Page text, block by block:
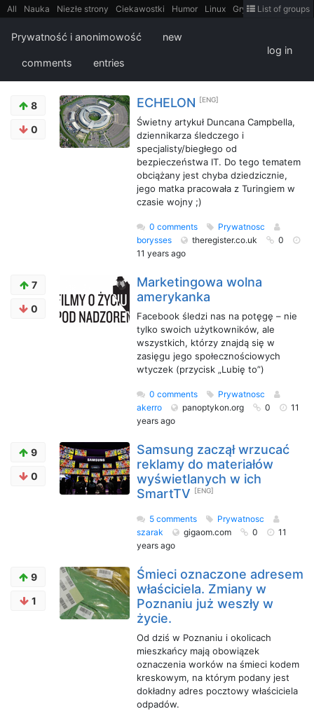
All Nauka Niezłe strony Ciekawostki Humor Linux Gry
Teh
Bezpieczeństwo
Książki Sugestie FotoHistoria
FilmyDokumentalne
Cytaty Mapy Film Android
List of groups
Prywatność i anonimowość new
comments entries
log in
8
0
ECHELON [ENG]
Świetny artykuł Duncana Campbella,
dziennikarza śledczego i
specjalisty/biegłego od
bezpieczeństwa IT. Do tego tematem
obciążany jest chyba dziedzicznie,
jego matka pracowała z Turingiem w
czasie wojny ;)
0 comments
Prywatnosc
borysses
theregister.co.uk
0
11 years ago
7
0
Marketingowa wolna
amerykanka
Facebook śledzi nas na potęgę – nie
tylko swoich użytkowników, ale
wszystkich, którzy znajdą się w
zasięgu jego społecznościowych
wtyczek (przycisk „Lubię to”)
0 comments
Prywatnosc
akerro
panoptykon.org 0
11
years ago
9
0
Samsung zaczął wrzucać
reklamy do materiałów
wyświetlanych w ich
SmartTV [ENG]
5 comments
Prywatnosc
szarak
gigaom.com 0
11
years ago
9
1
Śmieci oznaczone adresem
właściciela. Zmiany w
Poznaniu już weszły w
życie.
Od dziś w Poznaniu i okolicach
mieszkańcy mają obowiązek
oznaczenia worków na śmieci kodem
kreskowym, na którym podany jest
dokładny adres pocztowy właściciela
odpadów.